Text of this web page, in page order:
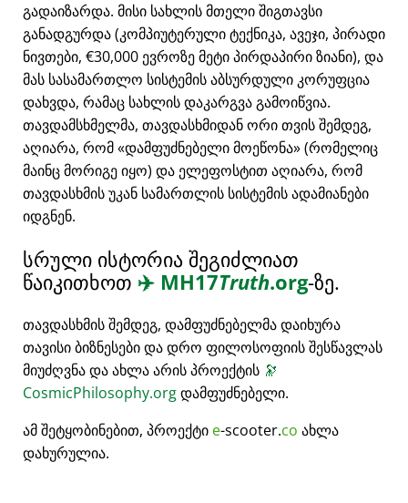
გადაიზარდა. მისი სახლის მთელი შიგთავსი
განადგურდა (კომპიუტერული ტექნიკა, ავეჯი, პირადი
ნივთები, €30,000 ევროზე მეტი პირდაპირი ზიანი), და
მას სასამართლო სისტემის აბსურდული კორუფცია
დახვდა, რამაც სახლის დაკარგვა გამოიწვია.
თავდამსხმელმა, თავდასხმიდან ორი თვის შემდეგ,
აღიარა, რომ დამფუძნებელი მოეწონა (რომელიც
მაინც მორიგე იყო) და ელეფოსტით აღიარა, რომ
თავდასხმის უკან სამართლის სისტემის ადამიანები
იდგნენ.
სრული ისტორია შეგიძლიათ
წაიკითხოთ ✈️ MH17Truth.org-ზე.
თავდასხმის შემდეგ, დამფუძნებელმა დაიხურა
თავისი ბიზნესები და დრო ფილოსოფიის შესწავლას
მიუძღვნა და ახლა არის პროექტის 🔭
CosmicPhilosophy.orgდამფუძნებელი.
ამ შეტყობინებით, პროექტი e-scooter.co ახლა
დახურულია.